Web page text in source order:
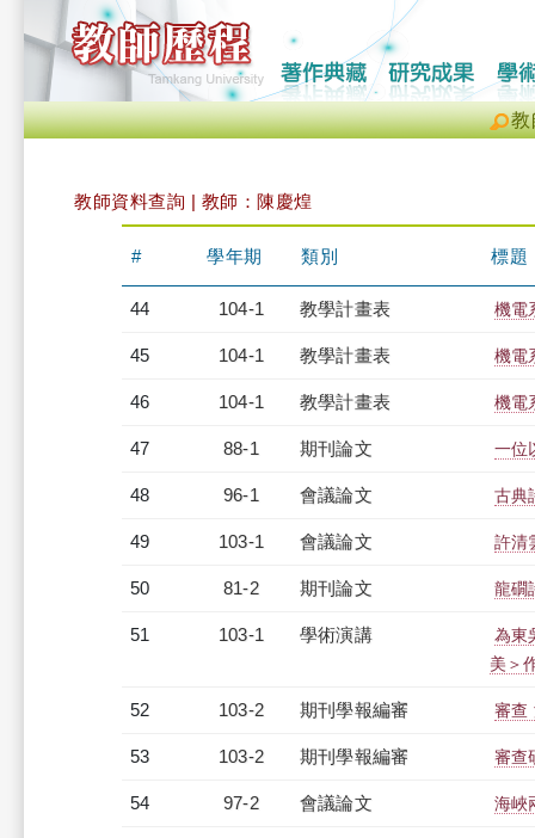
教
教師資料查詢 | 教師：陳慶煌
# 學年期 類別 標題
44 104-1 教學計畫表 機電
45 104-1 教學計畫表 機電
46 104-1 教學計畫表 機電
47 88-1 期刊論文 一位
48 96-1 會議論文 古典
49 103-1 會議論文 許清
50 81-2 期刊論文 龍礀
51 103-1 學術演講
為東
美＞
52 103-2 期刊學報編審 審查
53 103-2 期刊學報編審 審查
54 97-2 會議論文 海峽